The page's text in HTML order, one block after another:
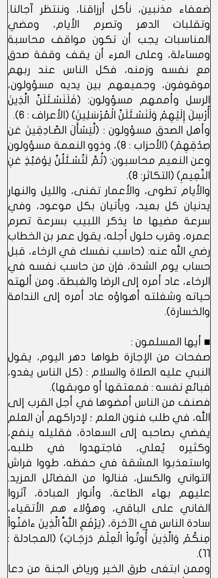
ضعفاء مذنبين، نأكل أرزاقنا، وننتظر آجالنا.
وتقلبات الدهر وتصرم الأيام، ومضي
المناسبات يجب أن تكون مواقف محاسبة
ومساءلة، وعلى المرء أن يقف وقفة صدق
مع نفسه وزمنه، فكل الناس عند ربهم
موقوفون، وجميعهم بين يديه مسؤولون،
الرسل وأممهم مسؤولون: (فَلَنَسْـئَلَنَّ الَّذِينَ
أُرْسِلَ إِلَيْهِمْ وَلَنَسْـئَلَنَّ الْمُرْسَلِينَ) (الأعراف : 6).
وأهل الصدق مسؤولون : (لِّيَسْأَلَ الصَّـادِقِينَ عَن
صِدْقِهِمْ) (الأحزاب : 8)، وذوو النعمة مسؤولون
وعن النعيم محاسبون: (ثُمَّ لَتُسْـئَلُنَّ يَوْمَئِذٍ عَنِ
النَّعِيمِ) (التكاثر: 8).
والأيام تطوى، والأعمار تفنى، والليل والنهار
يدنيان كل بعيد، ويأتيان بكل موعود، وفي
سرعة مضيها ما يذكر اللبيب بسرعة تصرم
عمره، وقرب حلول أجله، يقول عمر بن الخطاب
رضي الله عنه: (حاسب نفسك في الرخاء، قبل
حساب يوم الشدة، فإن من حاسب نفسه في
الرخاء، عاد أمره إلى الرضا والغبطة، ومن ألهته
حياته وشغلته أهواؤه عاد أمره إلى الندامة
والخسارة).
■ أيها المسلمون :
صفحات من الإجازة طواها دهر اليوم، يقول
النبي عليه الصلاة والسلام : (كل الناس يغدو،
فبائع نفسه : فمعتقها أو موبقها).
فصنف من الناس أمضوها في أجل القرب إلى
الله، في طلب فنون العلم ؛ لإدراكهم أن العلم
يفضي بصاحبه إلى السعادة، فقليله ينفع،
وكثيره يُعلي، فاجتهدوا في طلبه،
واستعذبوا المشقة في حفظه، طووا فراش
التواني والكسل، فنالوا من الفضائل المزيد.
عليهم بهاء الطاعة، وأنوار العبادة، آثروا
الفاني على الباقي، وهؤلاء هم الأتقياء،
سادة الناس في الآخرة، (يَرْفَعِ اللَّهُ الَّذِينَ ءامَنُواْ
مِنكُمْ وَالَّذِينَ أُوتُواْ الْعِلْمَ دَرَجَـاتٍ) (المجادلة :
11).
وممن ابتغى طرق الخير ورياض الجنة من دعا